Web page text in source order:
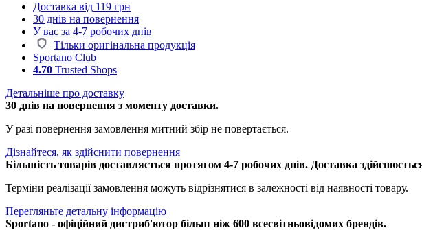
Доставка від 119 грн
30 днів на повернення
У вас за 4-7 робочих днів
Тільки оригінальна продукція
Sportano Club
4.70 Trusted Shops
Детальніше про доставку
30 днів на повернення з моменту доставки.
У разі повернення замовлення митний збір не повертається.
Дізнайтеся, як здійснити повернення
Більшість товарів доставляється протягом 4-7 робочих днів. Доставка
Терміни реалізації замовлення можуть відрізнятися в залежності від наявності товару.
Перегляньте детальну інформацію
Sportano - офіційний дистриб'ютор більш ніж 600 всесвітньовідомих брендів.